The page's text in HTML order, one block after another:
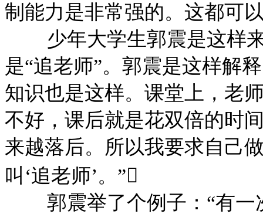
制能力是非常强的。这都可
少年大学生郭震是这样
是“追老师”。郭震是这样解
知识也是这样。课堂上，老
不好，课后就是花双倍的时
来越落后。所以我要求自己
叫‘追老师’。”
郭震举了个例子： “有一